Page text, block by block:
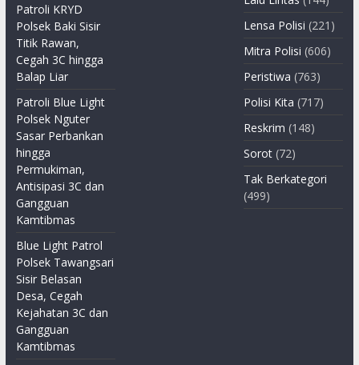
Patroli KRYD
Polsek Baki Sisir
Titik Rawan,
Cegah 3C hingga
Balap Liar
Patroli Blue Light
Polsek Nguter
Sasar Perbankan
hingga
Permukiman,
Antisipasi 3C dan
Gangguan
Kamtibmas
Blue Light Patrol
Polsek Tawangsari
Sisir Belasan
Desa, Cegah
Kejahatan 3C dan
Gangguan
Kamtibmas
Lensa Polisi (221)
Mitra Polisi (606)
Peristiwa (763)
Polisi Kita (717)
Reskrim (148)
Sorot (72)
Tak Berkategori
(499)